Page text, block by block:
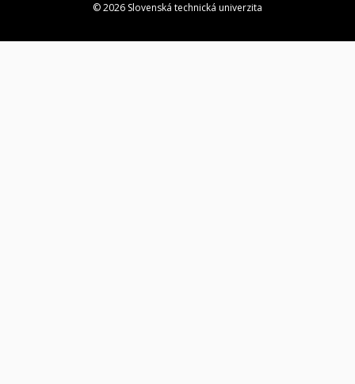
© 2026 Slovenská technická univerzita